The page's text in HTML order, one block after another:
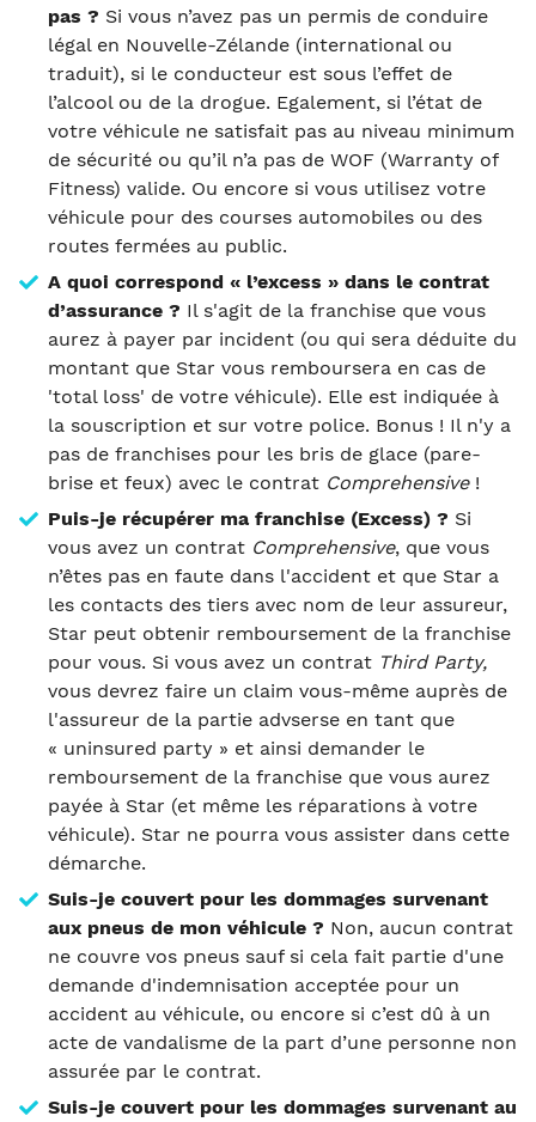
pas ? Si vous n’avez pas un permis de conduire
légal en Nouvelle-Zélande (international ou
traduit), si le conducteur est sous l’effet de
l’alcool ou de la drogue. Egalement, si l’état de
votre véhicule ne satisfait pas au niveau minimum
de sécurité ou qu’il n’a pas de WOF (Warranty of
Fitness) valide. Ou encore si vous utilisez votre
véhicule pour des courses automobiles ou des
routes fermées au public.
A quoi correspond « l’excess » dans le contrat
d’assurance ? Il s'agit de la franchise que vous
aurez à payer par incident (ou qui sera déduite du
montant que Star vous remboursera en cas de
'total loss' de votre véhicule). Elle est indiquée à
la souscription et sur votre police. Bonus ! Il n'y a
pas de franchises pour les bris de glace (pare-
brise et feux) avec le contrat Comprehensive!
Puis-je récupérer ma franchise (Excess) ? Si
vous avez un contrat Comprehensive, que vous
n’êtes pas en faute dans l'accident et que Star a
les contacts des tiers avec nom de leur assureur,
Star peut obtenir remboursement de la franchise
pour vous. Si vous avez un contrat Third Party,
vous devrez faire un claim vous-même auprès de
l'assureur de la partie advserse en tant que
« uninsured party » et ainsi demander le
remboursement de la franchise que vous aurez
payée à Star (et même les réparations à votre
véhicule). Star ne pourra vous assister dans cette
démarche.
Suis-je couvert pour les dommages survenant
aux pneus de mon véhicule ? Non, aucun contrat
ne couvre vos pneus sauf si cela fait partie d'une
demande d'indemnisation acceptée pour un
accident au véhicule, ou encore si c’est dû à un
acte de vandalisme de la part d’une personne non
assurée par le contrat.
Suis-je couvert pour les dommages survenant au